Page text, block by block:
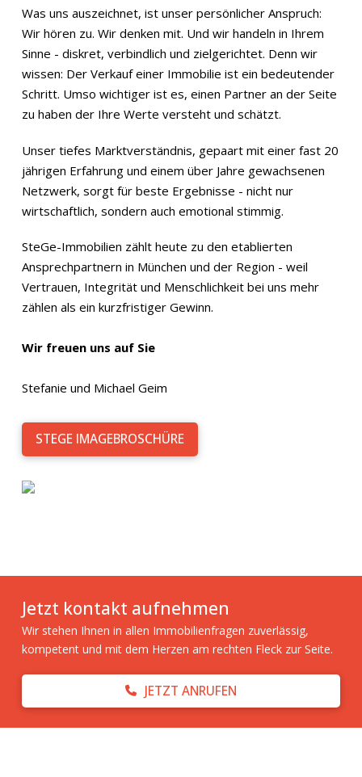
Was uns auszeichnet, ist unser persönlicher Anspruch:
Wir hören zu. Wir denken mit. Und wir handeln in Ihrem
Sinne - diskret, verbindlich und zielgerichtet. Denn wir
wissen: Der Verkauf einer Immobilie ist ein bedeutender
Schritt. Umso wichtiger ist es, einen Partner an der Seite
zu haben der Ihre Werte versteht und schätzt.
Unser tiefes Marktverständnis, gepaart mit einer fast 20
jährigen Erfahrung und einem über Jahre gewachsenen
Netzwerk, sorgt für beste Ergebnisse - nicht nur
wirtschaftlich, sondern auch emotional stimmig.
SteGe-Immobilien zählt heute zu den etablierten
Ansprechpartnern in München und der Region - weil
Vertrauen, Integrität und Menschlichkeit bei uns mehr
zählen als ein kurzfristiger Gewinn.
Wir freuen uns auf Sie
Stefanie und Michael Geim
STEGE IMAGEBROSCHÜRE
Jetzt kontakt aufnehmen
Wir stehen Ihnen in allen Immobilienfragen zuverlässig,
kompetent und mit dem Herzen am rechten Fleck zur Seite.
JETZT ANRUFEN